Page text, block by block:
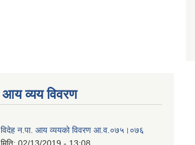
आय व्यय विवरण
विदेह न.पा. आय व्ययको विवरण आ.व.०७५।०७६
मिति: 02/13/2019 - 13:08